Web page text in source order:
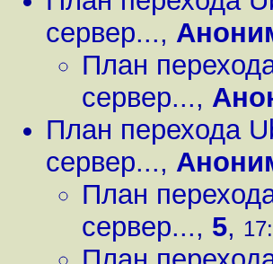
сервер...,
План
сервер...,
План перехода
сервер...,
План
сервер..., 5,